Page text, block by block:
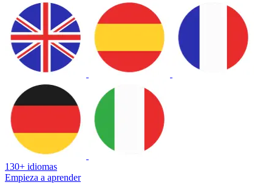
130+ idiomas
Empieza a aprender